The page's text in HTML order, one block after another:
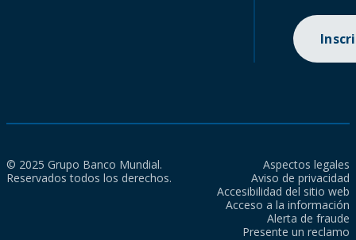
© 2025 Grupo Banco Mundial.
Reservados todos los derechos.
Aspectos legales
Aviso de privacidad
Accesibilidad del sitio web
Acceso a la información
Alerta de fraude
Presente un reclamo